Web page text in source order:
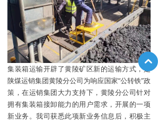
集装箱运输开辟了黄陵矿区新的运输方式，是
陕煤运销集团黄陵分公司为响应国家“公转铁”政
策，在运销集团大力支持下，黄陵分公司针对
拥有集装箱接卸能力的用户需求，开展的一项
新业务。我司获悉此项新业务信息后，积极主
낓